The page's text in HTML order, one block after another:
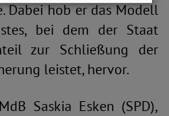
Dabei hob er das Modell
bei dem der Staat
zur Schließung der
leistet, hervor.
Saskia Esken (SPD),